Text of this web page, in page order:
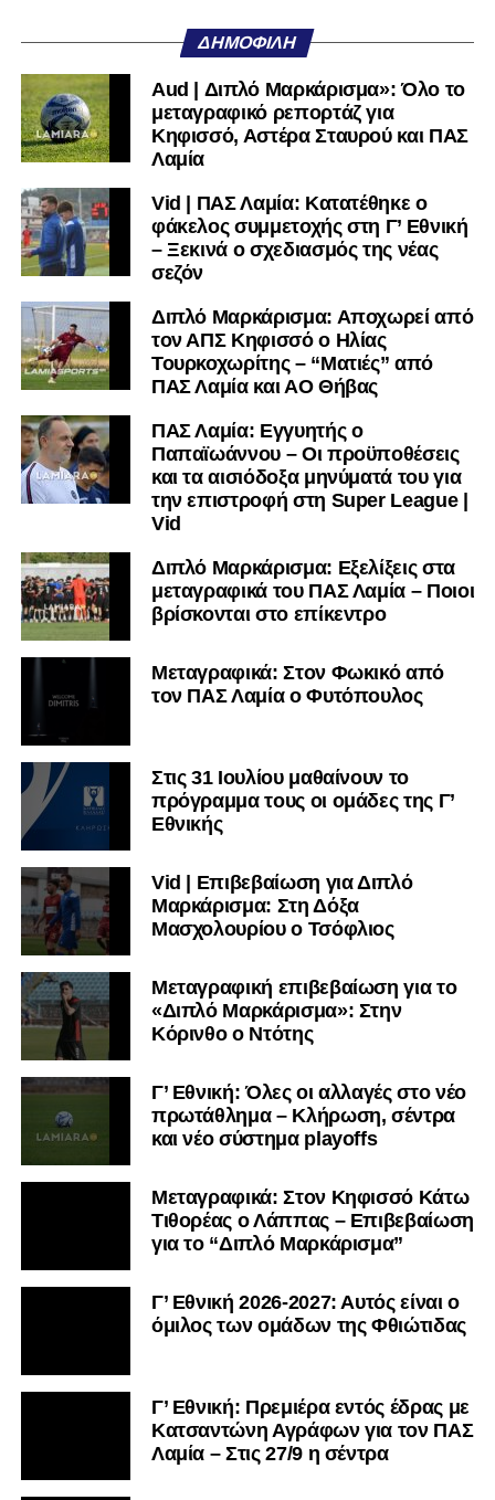
Twitterκαι στοInstagram
μαθαίνετε σε χρόνο dt όλα τα νέα.
ΔΗΜΟΦΙΛΉ
Aud | Διπλό Μαρκάρισμα»: Όλο το
μεταγραφικό ρεπορτάζ για
Κηφισσό, Αστέρα Σταυρού και ΠΑΣ
Λαμία
Vid | ΠΑΣ Λαμία: Κατατέθηκε ο
φάκελος συμμετοχής στη Γ’ Εθνική
– Ξεκινά ο σχεδιασμός της νέας
σεζόν
Διπλό Μαρκάρισμα: Αποχωρεί από
τον ΑΠΣ Κηφισσό ο Ηλίας
Τουρκοχωρίτης – “Ματιές” από
ΠΑΣ Λαμία και ΑΟ Θήβας
ΠΑΣ Λαμία: Εγγυητής ο
Παπαϊωάννου – Οι προϋποθέσεις
και τα αισιόδοξα μηνύματά του για
την επιστροφή στη Super League |
Vid
Διπλό Μαρκάρισμα: Εξελίξεις στα
μεταγραφικά του ΠΑΣ Λαμία – Ποιοι
βρίσκονται στο επίκεντρο
Μεταγραφικά: Στον Φωκικό από
τον ΠΑΣ Λαμία ο Φυτόπουλος
Στις 31 Ιουλίου μαθαίνουν το
πρόγραμμα τους οι ομάδες της Γ’
Εθνικής
Vid | Επιβεβαίωση για Διπλό
Μαρκάρισμα: Στη Δόξα
Μασχολουρίου ο Τσόφλιος
Μεταγραφική επιβεβαίωση για το
«Διπλό Μαρκάρισμα»: Στην
Κόρινθο ο Ντότης
Γ’ Εθνική: Όλες οι αλλαγές στο νέο
πρωτάθλημα – Κλήρωση, σέντρα
και νέο σύστημα playoffs
Μεταγραφικά: Στον Κηφισσό Κάτω
Τιθορέας ο Λάππας – Επιβεβαίωση
για το “Διπλό Μαρκάρισμα”
Γ’ Εθνική 2026-2027: Αυτός είναι ο
όμιλος των ομάδων της Φθιώτιδας
Γ’ Εθνική: Πρεμιέρα εντός έδρας με
Κατσαντώνη Αγράφων για τον ΠΑΣ
Λαμία – Στις 27/9 η σέντρα